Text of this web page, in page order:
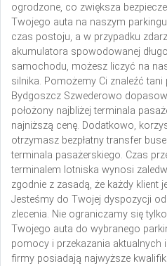
ogrodzone, co zwiększa
Twojego auta na naszym
czas postoju, a w przypadku
akumulatora spowodowanej
samochodu, możesz liczyć na
silnika. Pomożemy Ci znaleźć
Bydgoszcz Szwederowo
położony najbliżej terminala
najniższą cenę. Dodatkowo,
otrzymasz bezpłatny transfer
terminala pasażerskiego. Czas
terminalem lotniska wynosi
zgodnie z zasadą, że każdy klient
Jesteśmy do Twojej dyspozycji
zlecenia. Nie ograniczamy się
Twojego auta do wybranego
pomocy i przekazania
firmy posiadają najwyższe